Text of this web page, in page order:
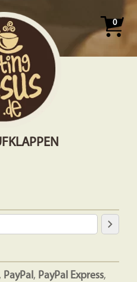
0
PayPal, PayPal Express,